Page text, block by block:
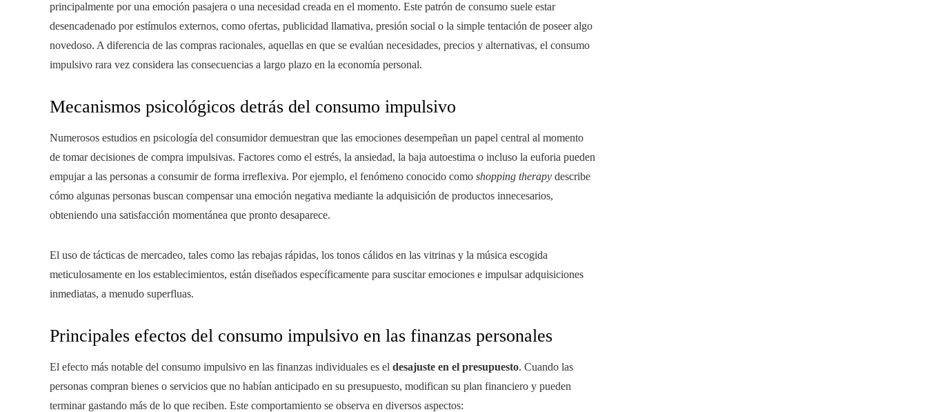
principalmente por una emoción pasajera o una necesidad creada en el momento. Este patrón de consumo suele estar
desencadenado por estímulos externos, como ofertas, publicidad llamativa, presión social o la simple tentación de poseer algo
novedoso. A diferencia de las compras racionales, aquellas en que se evalúan necesidades, precios y alternativas, el consumo
impulsivo rara vez considera las consecuencias a largo plazo en la economía personal.
Mecanismos psicológicos detrás del consumo impulsivo
Numerosos estudios en psicología del consumidor demuestran que las emociones desempeñan un papel central al momento
de tomar decisiones de compra impulsivas. Factores como el estrés, la ansiedad, la baja autoestima o incluso la euforia pueden
empujar a las personas a consumir de forma irreflexiva. Por ejemplo, el fenómeno conocido como shopping therapy describe
cómo algunas personas buscan compensar una emoción negativa mediante la adquisición de productos innecesarios,
obteniendo una satisfacción momentánea que pronto desaparece.
El uso de tácticas de mercadeo, tales como las rebajas rápidas, los tonos cálidos en las vitrinas y la música escogida
meticulosamente en los establecimientos, están diseñados específicamente para suscitar emociones e impulsar adquisiciones
inmediatas, a menudo superfluas.
Principales efectos del consumo impulsivo en las finanzas personales
El efecto más notable del consumo impulsivo en las finanzas individuales es el desajuste en el presupuesto. Cuando las
personas compran bienes o servicios que no habían anticipado en su presupuesto, modifican su plan financiero y pueden
terminar gastando más de lo que reciben. Este comportamiento se observa en diversos aspectos: